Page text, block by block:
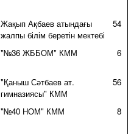
Жақып Ақбаев атындағы
жалпы білім беретін мектебі
54
"№36 ЖББОМ" КММ 6
"Қаныш Сәтбаев ат.
гимназиясы" КММ
56
"№40 НОМ" КММ 8